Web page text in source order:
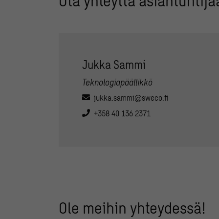
Jukka Sammi
Teknologiapäällikkö
jukka.sammi@sweco.fi
+358 40 136 2371
Ole meihin yhteydessä!